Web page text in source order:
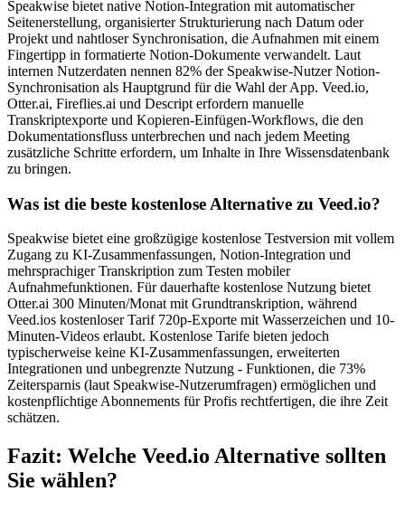
Speakwise bietet native Notion-Integration mit automatischer
Seitenerstellung, organisierter Strukturierung nach Datum oder
Projekt und nahtloser Synchronisation, die Aufnahmen mit einem
Fingertipp in formatierte Notion-Dokumente verwandelt. Laut
internen Nutzerdaten nennen 82% der Speakwise-Nutzer Notion-
Synchronisation als Hauptgrund für die Wahl der App. Veed.io,
Otter.ai, Fireflies.ai und Descript erfordern manuelle
Transkriptexporte und Kopieren-Einfügen-Workflows, die den
Dokumentationsfluss unterbrechen und nach jedem Meeting
zusätzliche Schritte erfordern, um Inhalte in Ihre Wissensdatenbank
zu bringen.
Was ist die beste kostenlose Alternative zu Veed.io?
Speakwise bietet eine großzügige kostenlose Testversion mit vollem
Zugang zu KI-Zusammenfassungen, Notion-Integration und
mehrsprachiger Transkription zum Testen mobiler
Aufnahmefunktionen. Für dauerhafte kostenlose Nutzung bietet
Otter.ai 300 Minuten/Monat mit Grundtranskription, während
Veed.ios kostenloser Tarif 720p-Exporte mit Wasserzeichen und 10-
Minuten-Videos erlaubt. Kostenlose Tarife bieten jedoch
typischerweise keine KI-Zusammenfassungen, erweiterten
Integrationen und unbegrenzte Nutzung - Funktionen, die 73%
Zeitersparnis (laut Speakwise-Nutzerumfragen) ermöglichen und
kostenpflichtige Abonnements für Profis rechtfertigen, die ihre Zeit
schätzen.
Fazit: Welche Veed.io Alternative sollten
Sie wählen?